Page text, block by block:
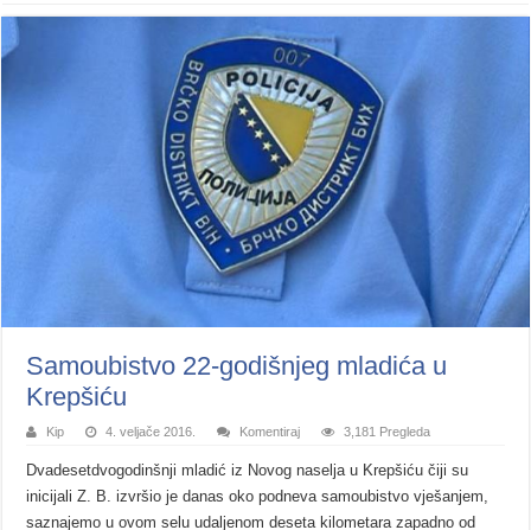
Samoubistvo 22-godišnjeg mladića u
Krepšiću
Kip 4. veljače 2016. Komentiraj 3,181 Pregleda
Dvadesetdvogodinšnji mladić iz Novog naselja u Krepšiću čiji su
inicijali Z. B. izvršio je danas oko podneva samoubistvo vješanjem,
saznajemo u ovom selu udaljenom deseta kilometara zapadno od